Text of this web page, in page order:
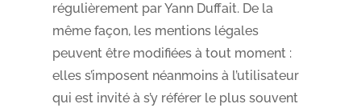
régulièrement par Yann Duffait. De la
même façon, les mentions légales
peuvent être modifiées à tout moment :
elles s’imposent néanmoins à l’utilisateur
qui est invité à s’y référer le plus souvent